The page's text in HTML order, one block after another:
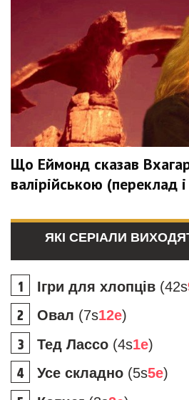
Що Еймонд сказав
валірійською (переклад і
ЯКІ СЕРІАЛИ
Ігри для хлопців (42s
Овал (7s12e)
Тед Лассо (4s1e)
Усе складно (5s5e)